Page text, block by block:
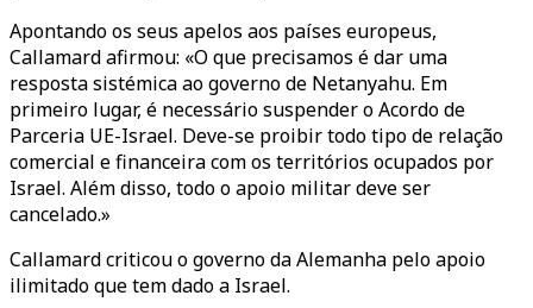
Apontando os seus apelos aos países europeus,
Callamard afirmou: «O que precisamos é dar uma
resposta sistémica ao governo de Netanyahu. Em
primeiro lugar, é necessário suspender o Acordo de
Parceria UE-Israel. Deve-se proibir todo tipo de relação
comercial e financeira com os territórios ocupados por
Israel. Além disso, todo o apoio militar deve ser
cancelado.»
Callamard criticou o governo da Alemanha pelo apoio
ilimitado que tem dado a Israel.